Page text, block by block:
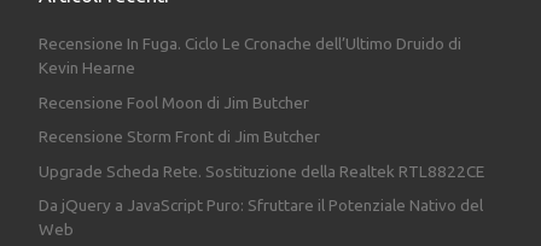
Recensione In Fuga. Ciclo Le Cronache dell’Ultimo Druido di
Kevin Hearne
Recensione Fool Moon di Jim Butcher
Recensione Storm Front di Jim Butcher
Upgrade Scheda Rete. Sostituzione della Realtek RTL8822CE
Da jQuery a JavaScript Puro: Sfruttare il Potenziale Nativo del
Web